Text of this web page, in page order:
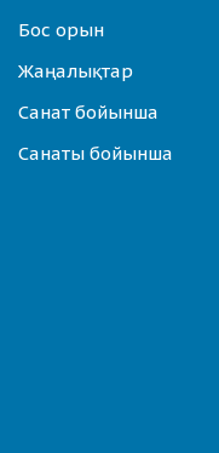
Бос орын
Жаңалықтар
Санат бойынша
Санаты бойынша